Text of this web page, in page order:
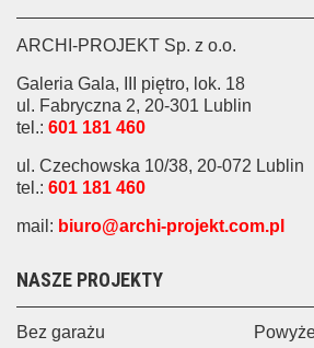
NASZE PROJEKTY
Bez garażu
ARCHI-PROJEKT Sp. z o.o.
Galeria Gala, III piętro, lok. 18
ul. Fabryczna 2, 20-301 Lublin
tel.: 601 181 460
ul. Czechowska 10/38, 20-072 Lublin
tel.: 601 181 460
mail: biuro@archi-projekt.com.pl